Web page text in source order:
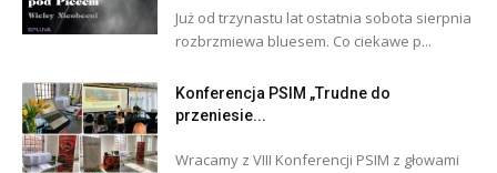
Już od trzynastu lat ostatnia sobota sierpnia
rozbrzmiewa bluesem. Co ciekawe p...
Konferencja PSIM „Trudne do
przeniesie...
Wracamy z VIII Konferencji PSIM z głowami